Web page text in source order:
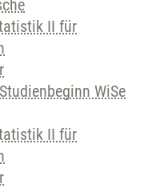
II für
WiSe
II für